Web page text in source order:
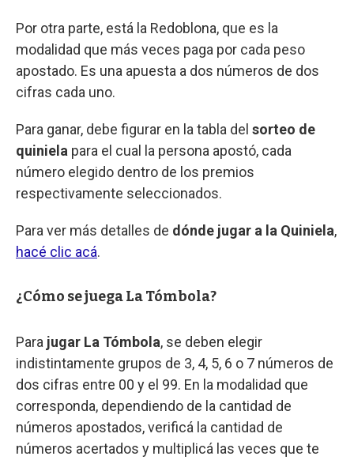
Por otra parte, está la Redoblona, que es la
modalidad que más veces paga por cada peso
apostado. Es una apuesta a dos números de dos
cifras cada uno.
Para ganar, debe figurar en la tabla del sorteo de
quiniela para el cual la persona apostó, cada
número elegido dentro de los premios
respectivamente seleccionados.
Para ver más detalles de dónde jugar a la Quiniela,
hacé clic acá.
¿Cómo se juega La Tómbola?
Para jugar La Tómbola, se deben elegir
indistintamente grupos de 3, 4, 5, 6 o 7 números de
dos cifras entre 00 y el 99. En la modalidad que
corresponda, dependiendo de la cantidad de
números apostados, verificá la cantidad de
números acertados y multiplicá las veces que te